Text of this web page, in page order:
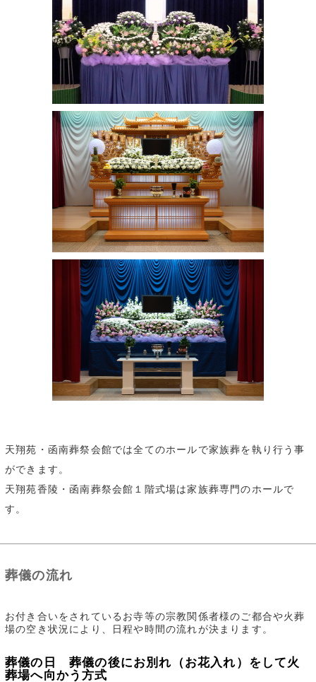
天翔苑・函南葬祭会館では全てのホールで家族葬を執り行う事
ができます。
天翔苑香陵・函南葬祭会館１階式場は家族葬専門のホールで
す。
葬儀の流れ
お付き合いをされているお寺等の宗教関係者様のご都合や火葬
場の空き状況により、日程や時間の流れが決まります。
葬儀の日 葬儀の後にお別れ（お花入れ）をして火
葬場へ向かう方式